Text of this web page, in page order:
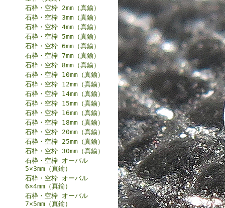
石枠・空枠 2mm（真鍮）
石枠・空枠 3mm（真鍮）
石枠・空枠 4mm（真鍮）
石枠・空枠 5mm（真鍮）
石枠・空枠 6mm（真鍮）
石枠・空枠 7mm（真鍮）
石枠・空枠 8mm（真鍮）
石枠・空枠 10mm（真鍮）
石枠・空枠 12mm（真鍮）
石枠・空枠 14mm（真鍮）
石枠・空枠 15mm（真鍮）
石枠・空枠 16mm（真鍮）
石枠・空枠 18mm（真鍮）
石枠・空枠 20mm（真鍮）
石枠・空枠 25mm（真鍮）
石枠・空枠 30mm（真鍮）
石枠・空枠 オーバル
5×3mm（真鍮）
石枠・空枠 オーバル
6×4mm（真鍮）
石枠・空枠 オーバル
7×5mm（真鍮）